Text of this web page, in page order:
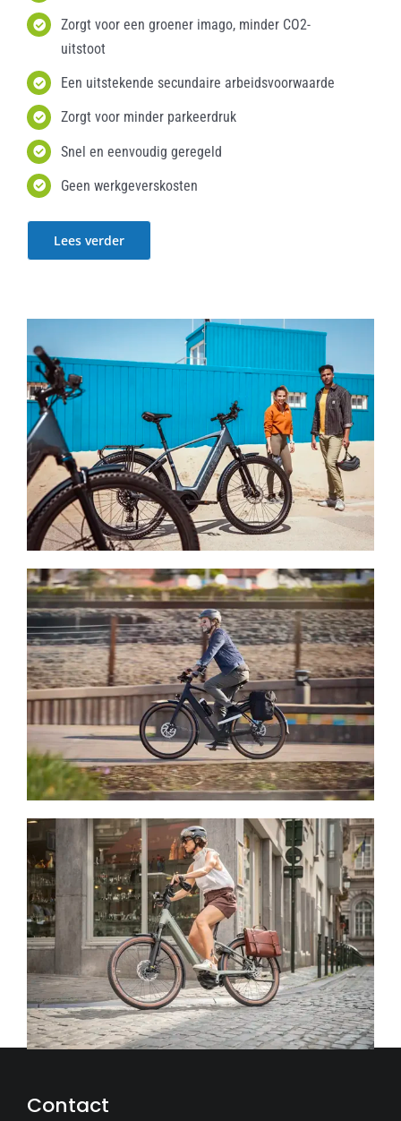
Zorgt voor een groener imago, minder CO2-
uitstoot
Een uitstekende secundaire arbeidsvoorwaarde
Zorgt voor minder parkeerdruk
Snel en eenvoudig geregeld
Geen werkgeverskosten
Lees verder
Contact